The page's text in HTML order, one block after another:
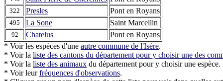
322 Presles Pont en Royans
495 La Sone Saint Marcellin
92 Chatelus
Pont en Royans
* Voir les espèces d'une autre commune de l'Isère.
* Voir la liste des cantons du département pour y choisir une des
* Voir la liste des animaux du département pour y choisir une espèce.
* Voir leurfréquences d'observations.